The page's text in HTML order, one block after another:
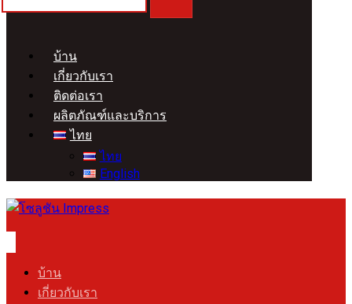
บ้าน
เกี่ยวกับเรา
ติดต่อเรา
ผลิตภัณฑ์และบริการ
ไทย
ไทย
English
บ้าน
เกี่ยวกับเรา